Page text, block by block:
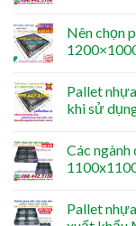
Nên chọn
Pallet
khi sử
Các ngành
Pallet